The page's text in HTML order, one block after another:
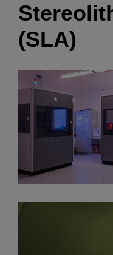
(SLA)